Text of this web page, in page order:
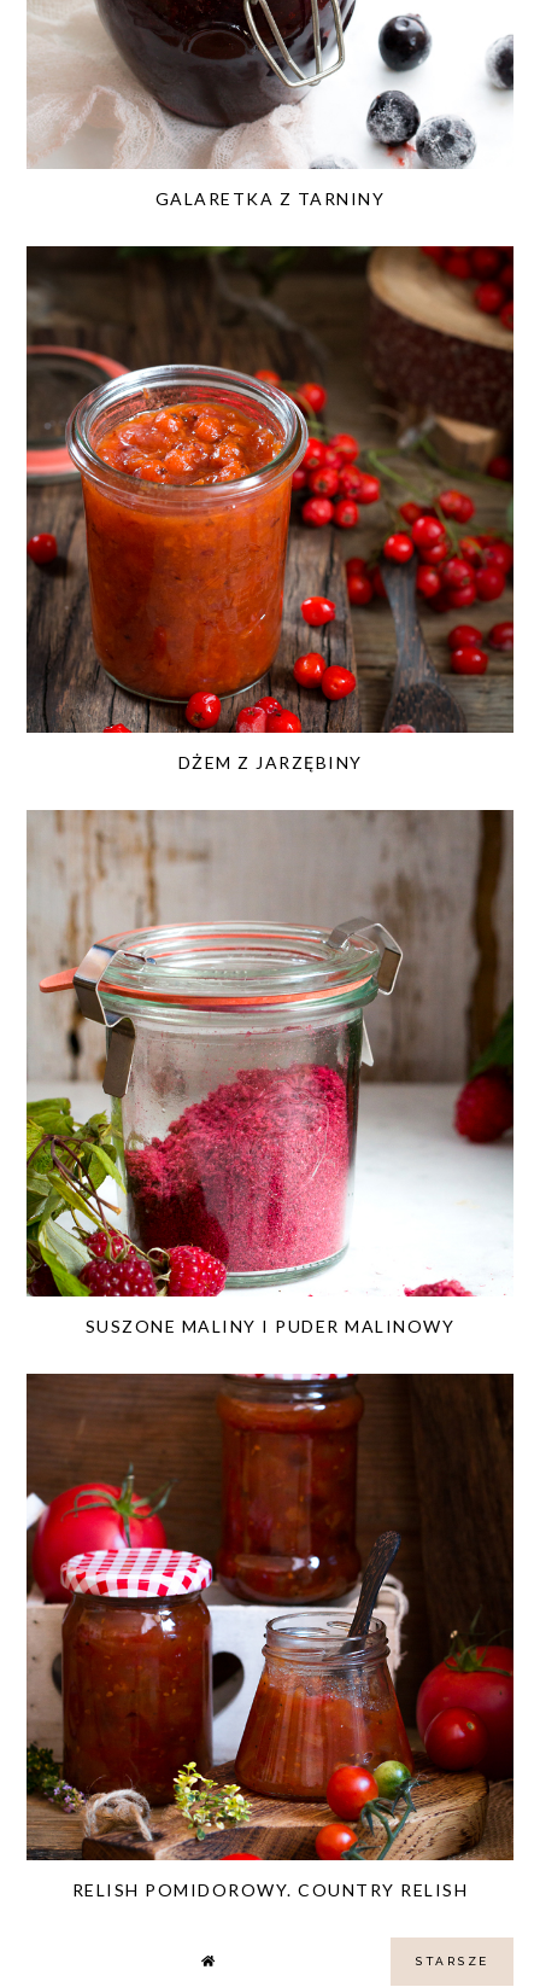
GALARETKA Z TARNINY
DŻEM Z JARZĘBINY
SUSZONE MALINY I PUDER MALINOWY
RELISH POMIDOROWY. COUNTRY RELISH
STARSZE